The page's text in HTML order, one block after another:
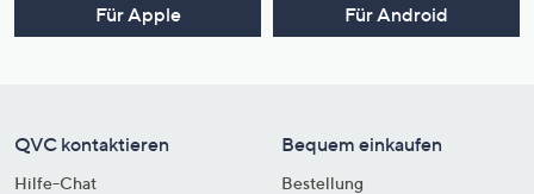
Für Apple Für Android
QVC kontaktieren
Hilfe-Chat
Bequem einkaufen
Bestellung